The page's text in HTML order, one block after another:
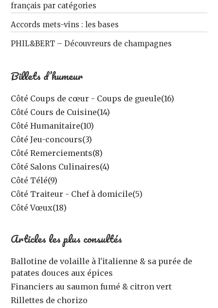
français par catégories
Accords mets-vins : les bases
PHIL&BERT – Découvreurs de champagnes
Billets d’humeur
Côté Coups de cœur - Coups de gueule(16)
Côté Cours de Cuisine(14)
Côté Humanitaire(10)
Côté Jeu-concours(3)
Côté Remerciements(8)
Côté Salons Culinaires(4)
Côté Télé(9)
Côté Traiteur - Chef à domicile(5)
Côté Vœux(18)
Articles les plus consultés
Ballotine de volaille à l'italienne & sa purée de
patates douces aux épices
Financiers au saumon fumé & citron vert
Rillettes de chorizo